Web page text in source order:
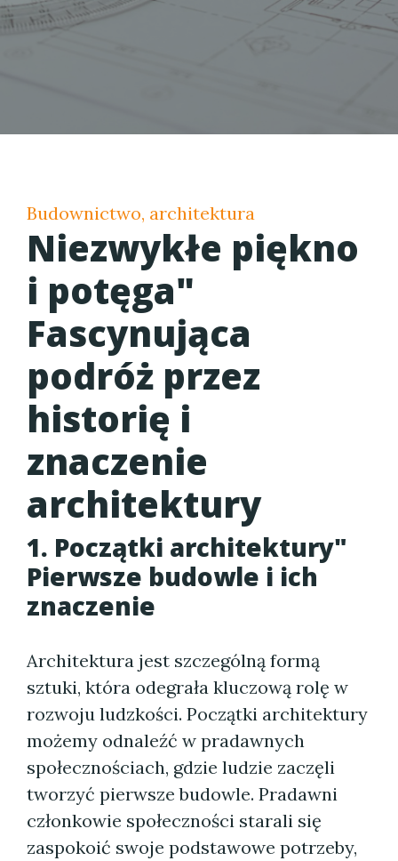
Budownictwo, architektura
Niezwykłe piękno
i potęga"
Fascynująca
podróż przez
historię i
znaczenie
architektury
1. Początki architektury"
Pierwsze budowle i ich
znaczenie
Architektura jest szczególną formą
sztuki, która odegrała kluczową rolę w
rozwoju ludzkości. Początki architektury
możemy odnaleźć w pradawnych
społecznościach, gdzie ludzie zaczęli
tworzyć pierwsze budowle. Pradawni
członkowie społeczności starali się
zaspokoić swoje podstawowe potrzeby,